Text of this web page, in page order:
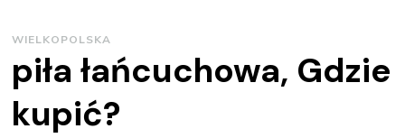
WIELKOPOLSKA
piła łańcuchowa, Gdzie
kupić?